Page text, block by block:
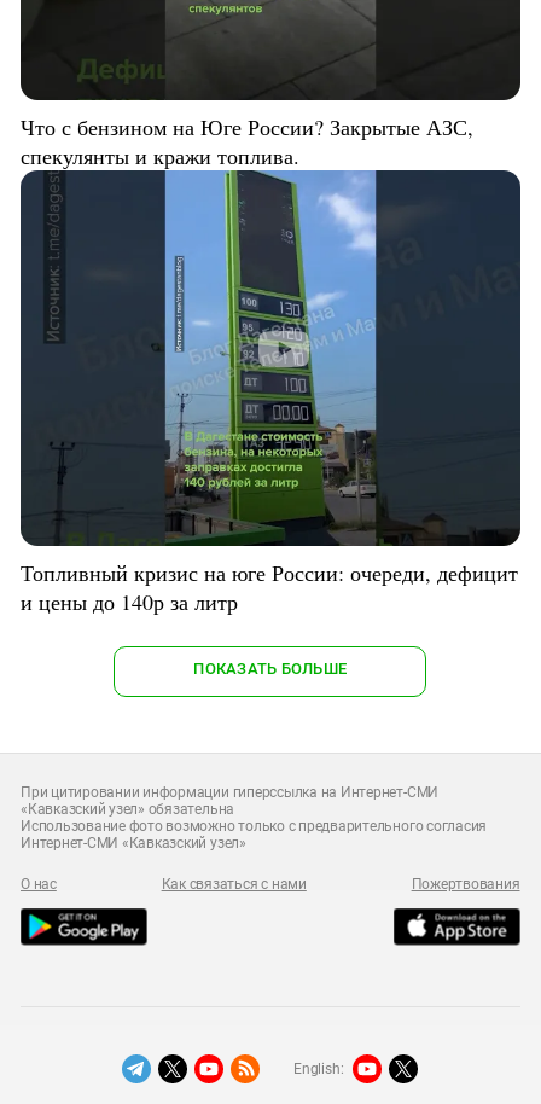
Что с бензином на Юге России? Закрытые АЗС,
спекулянты и кражи топлива.
Топливный кризис на юге России: очереди, дефицит
и цены до 140р за литр
ПОКАЗАТЬ БОЛЬШЕ
При цитировании информации гиперссылка на Интернет-СМИ
«Кавказский узел» обязательна
Использование фото возможно только с предварительного согласия
Интернет-СМИ «Кавказский узел»
О нас Как связаться с нами Пожертвования
English: